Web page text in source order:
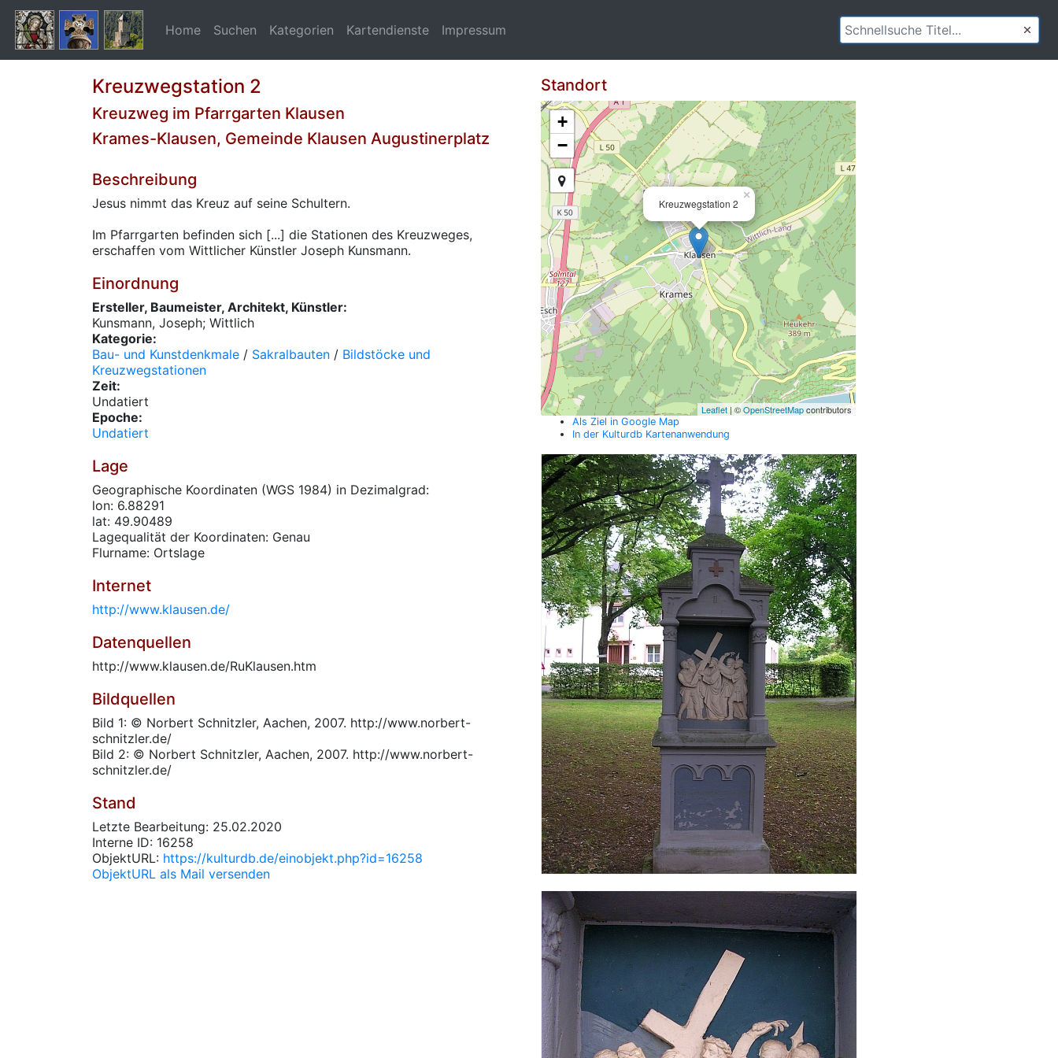
Home Suchen Kategorien Kartendienste Impressum
Kreuzwegstation 2
Kreuzweg im Pfarrgarten Klausen
Krames-Klausen, Gemeinde Klausen Augustinerplatz
Beschreibung
Jesus nimmt das Kreuz auf seine Schultern.
Im Pfarrgarten befinden sich [...] die Stationen des Kreuzweges,
erschaffen vom Wittlicher Künstler Joseph Kunsmann.
Einordnung
Ersteller, Baumeister, Architekt, Künstler:
Kunsmann, Joseph; Wittlich
Kategorie:
Bau- und Kunstdenkmale / Sakralbauten / Bildstöcke und
Kreuzwegstationen
Zeit:
Undatiert
Epoche:
Undatiert
Lage
Geographische Koordinaten (WGS 1984) in Dezimalgrad:
lon: 6.88291
lat: 49.90489
Lagequalität der Koordinaten: Genau
Flurname: Ortslage
Internet
http://www.klausen.de/
Datenquellen
http://www.klausen.de/RuKlausen.htm
Bildquellen
Bild 1: © Norbert Schnitzler, Aachen, 2007. http://www.norbert-
schnitzler.de/
Bild 2: © Norbert Schnitzler, Aachen, 2007. http://www.norbert-
schnitzler.de/
Stand
Letzte Bearbeitung: 25.02.2020
Interne ID: 16258
ObjektURL: https://kulturdb.de/einobjekt.php?id=16258
ObjektURL als Mail versenden
Standort
Kreuzwegstation 2
×
+
−
Leaflet | ©OpenStreetMapcontributors
Als Ziel in Google Map
In der Kulturdb Kartenanwendung